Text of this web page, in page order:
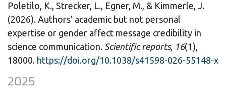
Poletilo, K., Strecker, L., Egner, M., & Kimmerle, J.
(2026). Authors' academic but not personal
expertise or gender affect message credibility in
science communication. Scientific reports, 16(1),
18000. https://doi.org/10.1038/s41598-026-55148-x
2025